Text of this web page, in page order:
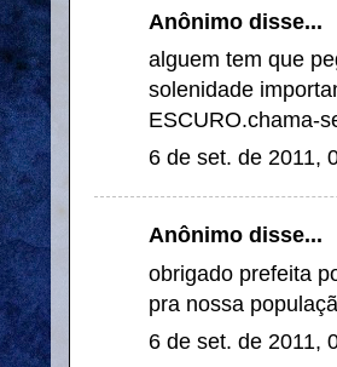
Anônimo disse...
alguem tem que
solenidade
ESCURO.chama-
6 de set. de 2011,
Anônimo disse...
obrigado prefeita
pra nossa
6 de set. de 2011,